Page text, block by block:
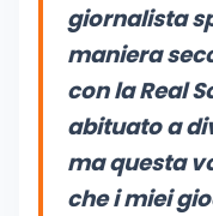
giornalista
maniera
con la Real
abituato a
ma questa
che i miei